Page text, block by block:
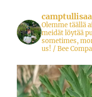
Olemme täällä
meidät löytää
sometimes,
us! / Bee